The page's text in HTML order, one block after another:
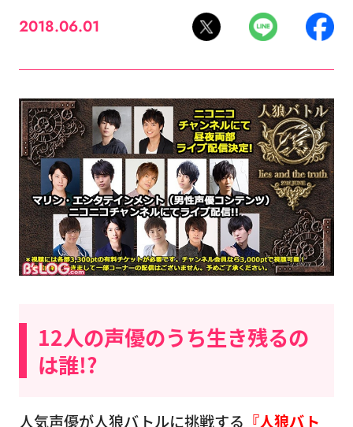
2018.06.01
12人の声優のうち生き残るの
は誰!?
人気声優が人狼バトルに挑戦する 『人狼バト